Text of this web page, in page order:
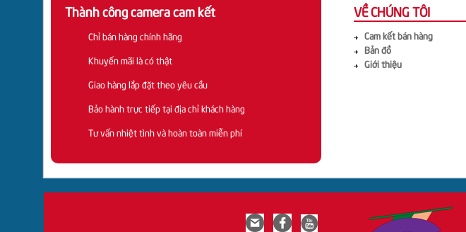
HÌNH
BENCO
AHD
BENCO
Thành công camera cam kết
Chỉ bán hàng chính hãng
Khuyến mãi là có thật
Giao hàng lắp đặt theo yêu cầu
Bảo hành trực tiếp tại địa chỉ khách hàng
Tư vấn nhiệt tình và hoàn toàn miễn phí
VỀ CHÚNG TÔI
Cam kết bán hàng
Bản đồ
Giới thiệu